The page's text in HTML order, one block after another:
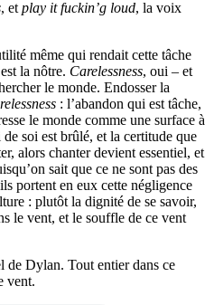
, et play it fuckin’g loud, la voix
même qui rendait cette tâche
la nôtre. Carelessness, oui – et
le monde. Endosser la
: l’abandon qui est tâche,
le monde comme une surface à
soi est brûlé, et la certitude que
alors chanter devient essentiel, et
sait que ce ne sont pas des
portent en eux cette négligence
: plutôt la dignité de se savoir,
le vent, et le souffle de ce vent
de Dylan. Tout entier dans ce
vent.